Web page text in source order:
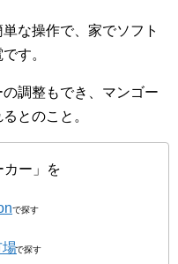
な操作で、家でソフト
す。
調整もでき、マンゴー
とのこと。
ー」を
場